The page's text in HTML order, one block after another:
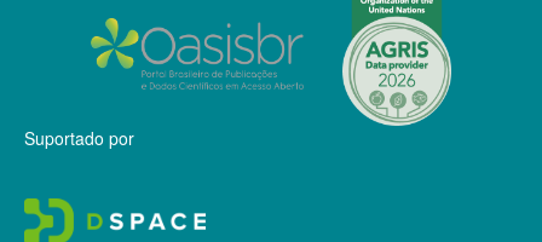
Suportado por